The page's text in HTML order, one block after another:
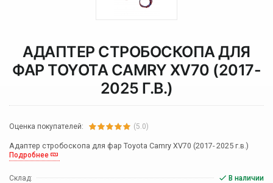
АДАПТЕР СТРОБОСКОПА ДЛЯ
ФАР TOYOTA CAMRY XV70 (2017-
2025 Г.В.)
Оценка покупателей: (5.0)
Адаптер стробоскопа для фар Toyota Camry XV70 (2017- 2025 г.в.)
Подробнее
Склад: В наличии